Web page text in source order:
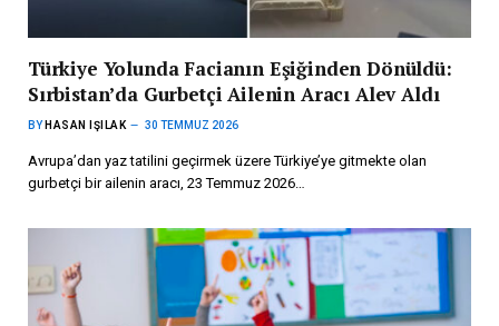
Türkiye Yolunda Facianın Eşiğinden Dönüldü:
Sırbistan’da Gurbetçi Ailenin Aracı Alev Aldı
BY HASAN IŞILAK 30 TEMMUZ 2026
Avrupa’dan yaz tatilini geçirmek üzere Türkiye’ye gitmekte olan
gurbetçi bir ailenin aracı, 23 Temmuz 2026…